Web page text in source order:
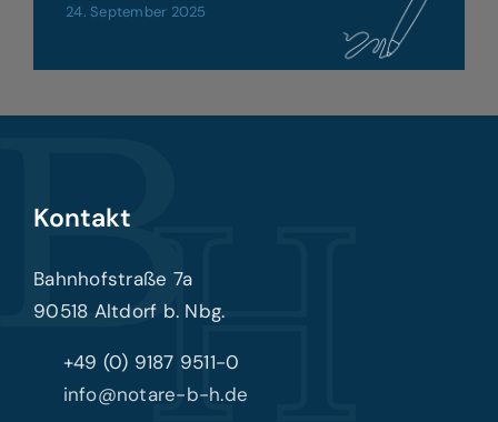
24. September 2025
Kontakt
Bahnhofstraße 7a
90518 Altdorf b. Nbg.
+49 (0) 9187 9511-0
info@notare-b-h.de